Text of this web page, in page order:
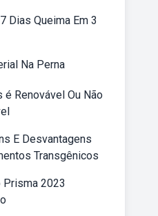
Dias Queima Em 3
Na Perna
é Renovável Ou Não
E Desvantagens
Transgênicos
Prisma 2023